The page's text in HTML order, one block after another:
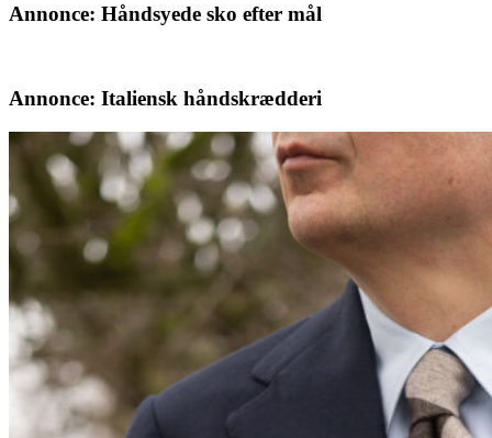
Annonce: Håndsyede sko efter mål
Annonce: Italiensk håndskrædderi